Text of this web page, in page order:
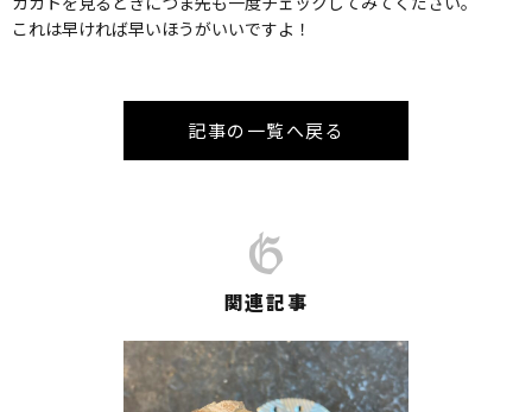
これは早ければ早いほうがいいですよ！
記事の一覧へ戻る
関連記事